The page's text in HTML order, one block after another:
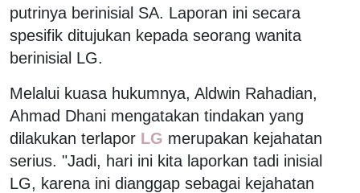
putrinya berinisial SA. Laporan ini secara
spesifik ditujukan kepada seorang wanita
berinisial LG.
Melalui kuasa hukumnya, Aldwin Rahadian,
Ahmad Dhani mengatakan tindakan yang
dilakukan terlapor LG merupakan kejahatan
serius. "Jadi, hari ini kita laporkan tadi inisial
LG, karena ini dianggap sebagai kejahatan